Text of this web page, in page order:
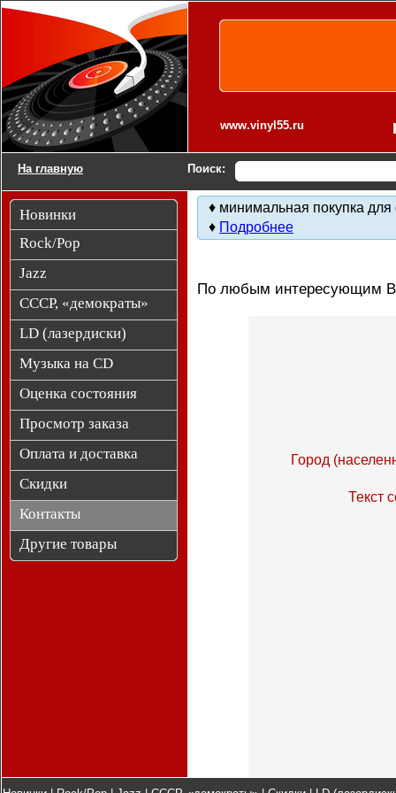
www.vinyl55.ru
На главную Поиск:
Новинки
Rock/Pop
Jazz
СССР, «демократы»
LD (лазердиски)
Музыка на CD
Оценка состояния
Просмотр заказа
Оплата и доставка
Скидки
Контакты
Другие товары
♦ минимальная покупка для
♦ Подробнее
По любым интересующим
Город
Текст